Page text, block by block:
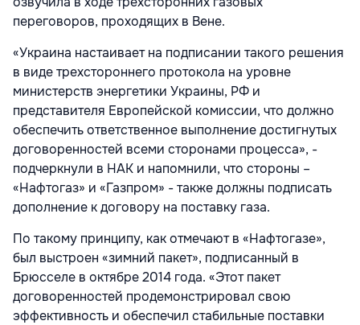
переговоров, проходящих в Вене.
«Украина настаивает на подписании такого решения
в виде трехстороннего протокола на уровне
министерств энергетики Украины, РФ и
представителя Европейской комиссии, что должно
обеспечить ответственное выполнение достигнутых
договоренностей всеми сторонами процесса», -
подчеркнули в НАК и напомнили, что стороны –
«Нафтогаз» и «Газпром» - также должны подписать
дополнение к договору на поставку газа.
По такому принципу, как отмечают в «Нафтогазе»,
был выстроен «зимний пакет», подписанный в
Брюсселе в октябре 2014 года. «Этот пакет
договоренностей продемонстрировал свою
эффективность и обеспечил стабильные поставки